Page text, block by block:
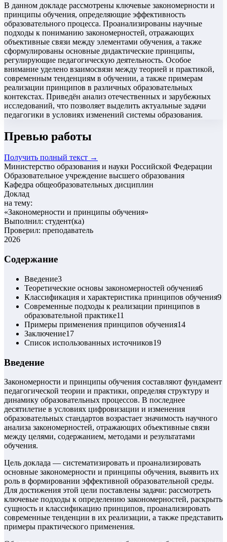
В данном докладе рассмотрены ключевые закономерности и
принципы обучения, определяющие эффективность
образовательного процесса. Проанализированы научные
подходы к пониманию закономерностей, отражающих
объективные связи между элементами обучения, а также
сформулированы основные дидактические принципы,
регулирующие педагогическую деятельность. Особое
внимание уделено взаимосвязи между теорией и практикой,
современным тенденциям в обучении, а также примерам
реализации принципов в различных образовательных
контекстах. Приведён анализ отечественных и зарубежных
исследований, что позволяет выделить актуальные задачи
педагогики в условиях изменений системы образования.
Превью работы
Получить полный текст →
Министерство образования и науки Российской Федерации
Образовательное учреждение высшего образования
Кафедра общеобразовательных дисциплин
Доклад
на тему:
«Закономерности и принципы обучения»
Выполнил: студент(ка)
Проверил: преподаватель
2026
Содержание
Введение3
Теоретические основы закономерностей обучения6
Классификация и характеристика принципов обучения9
Современные подходы к реализации принципов в
образовательной практике11
Примеры применения принципов обучения14
Заключение17
Список использованных источников19
Введение
Закономерности и принципы обучения составляют фундамент
педагогической теории и практики, определяя структуру и
динамику образовательных процессов. В последнее
десятилетие в условиях цифровизации и изменения
образовательных стандартов возрастает значимость научного
анализа закономерностей, отражающих объективные связи
между целями, содержанием, методами и результатами
обучения.
Цель доклада — систематизировать и проанализировать
основные закономерности и принципы обучения, выявить их
роль в формировании эффективной образовательной среды.
Для достижения этой цели поставлены задачи: рассмотреть
ключевые подходы к определению закономерностей, раскрыть
сущность и классификацию принципов, проанализировать
современные тенденции в их реализации, а также представить
примеры практического применения.